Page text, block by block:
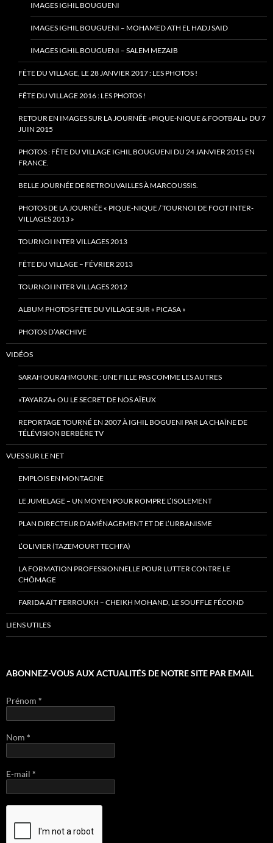
IMAGES IGHIL BOUGUENI
IMAGES IGHIL BOUGUENI – MOHAMED ATH EL HADJ SAID
IMAGES IGHIL BOUGUENI – SALEM MEZAIB
FÊTE DU VILLAGE, LE 28 JANVIER 2017 : LES PHOTOS !
FÊTE DU VILLAGE 2016 : LES PHOTOS !
RETOUR EN IMAGES SUR LA JOURNÉE «PIQUE-NIQUE & FOOTBALL» DU 7
JUIN 2015
PHOTOS : FÊTE DU VILLAGE IGHIL BOUGUENI DU 24 JANVIER 2015 EN
FRANCE.
BELLE JOURNÉE DE RETROUVAILLES À MARCOUSSIS.
PHOTOS DE LA JOURNÉE « PIQUE-NIQUE / TOURNOI DE FOOT INTER-
VILLAGES 2013 »
TOURNOI INTER VILLAGES 2013
FÊTE DU VILLAGE – FÉVRIER 2013
TOURNOI INTER VILLAGES 2012
ALBUM PHOTOS FÊTE DU VILLAGE SUR « PICASA »
PHOTOS D’ARCHIVE
VIDÉOS
SARAH OURAHMOUNE : UNE FILLE PAS COMME LES AUTRES
«TAYARZA» OU LE SECRET DE NOS AÏEUX
REPORTAGE TOURNÉ EN 2007 À IGHIL BOGUENI PAR LA CHAÎNE DE
TÉLÉVISION BERBÈRE TV
VUES SUR LE NET
EMPLOIS EN MONTAGNE
LE JUMELAGE – UN MOYEN POUR ROMPRE L’ISOLEMENT
PLAN DIRECTEUR D’AMÉNAGEMENT ET DE L’URBANISME
L’OLIVIER (TAZEMOURT TECHFA)
LA FORMATION PROFESSIONNELLE POUR LUTTER CONTRE LE
CHÔMAGE
FARIDA AÏT FERROUKH – CHEIKH MOHAND, LE SOUFFLE FÉCOND
LIENS UTILES
ABONNEZ-VOUS AUX ACTUALITÉS DE NOTRE SITE PAR EMAIL
Prénom *
Nom *
E-mail *